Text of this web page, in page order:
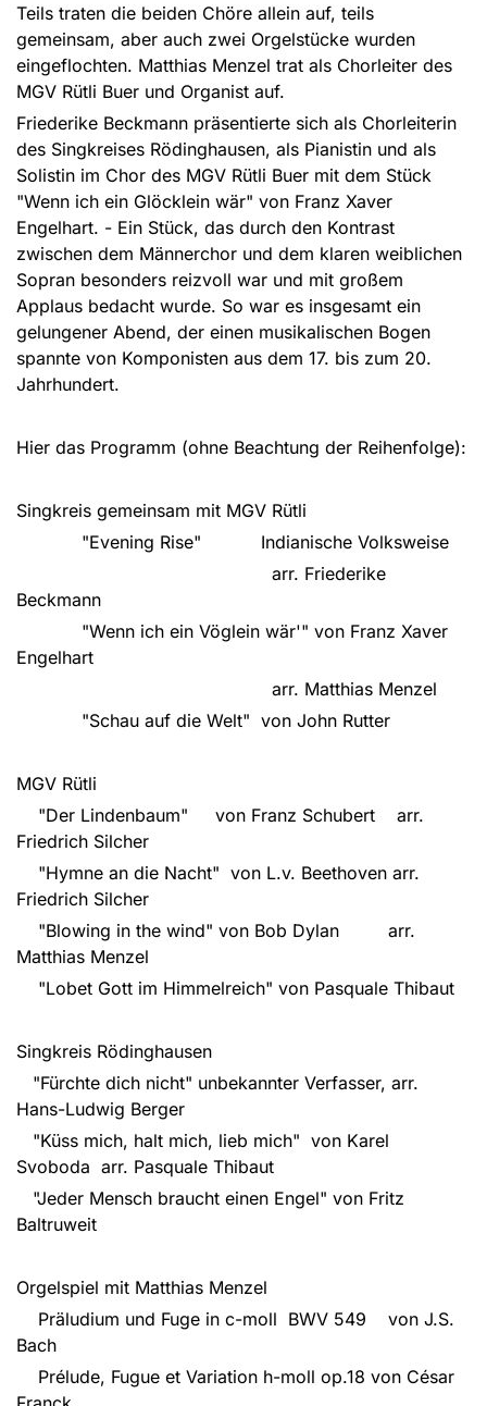
Teils traten die beiden Chöre allein auf, teils
gemeinsam, aber auch zwei Orgelstücke wurden
eingeflochten. Matthias Menzel trat als Chorleiter des
MGV Rütli Buer und Organist auf.
Friederike Beckmann präsentierte sich als Chorleiterin
des Singkreises Rödinghausen, als Pianistin und als
Solistin im Chor des MGV Rütli Buer mit dem Stück
"Wenn ich ein Glöcklein wär" von Franz Xaver
Engelhart. - Ein Stück, das durch den Kontrast
zwischen dem Männerchor und dem klaren weiblichen
Sopran besonders reizvoll war und mit großem
Applaus bedacht wurde. So war es insgesamt ein
gelungener Abend, der einen musikalischen Bogen
spannte von Komponisten aus dem 17. bis zum 20.
Jahrhundert.
Hier das Programm (ohne Beachtung der Reihenfolge):
Singkreis gemeinsam mit MGV Rütli
"Evening Rise" Indianische Volksweise
arr. Friederike
Beckmann
"Wenn ich ein Vöglein wär'" von Franz Xaver
Engelhart
arr. Matthias Menzel
"Schau auf die Welt" von John Rutter
MGV Rütli
"Der Lindenbaum" von Franz Schubert arr.
Friedrich Silcher
"Hymne an die Nacht" von L.v. Beethoven arr.
Friedrich Silcher
"Blowing in the wind" von Bob Dylan arr.
Matthias Menzel
"Lobet Gott im Himmelreich" von Pasquale Thibaut
Singkreis Rödinghausen
"Fürchte dich nicht" unbekannter Verfasser, arr.
Hans-Ludwig Berger
"Küss mich, halt mich, lieb mich" von Karel
Svoboda arr. Pasquale Thibaut
"Jeder Mensch braucht einen Engel" von Fritz
Baltruweit
Orgelspiel mit Matthias Menzel
Präludium und Fuge in c-moll BWV 549 von J.S.
Bach
Prélude, Fugue et Variation h-moll op.18 von César